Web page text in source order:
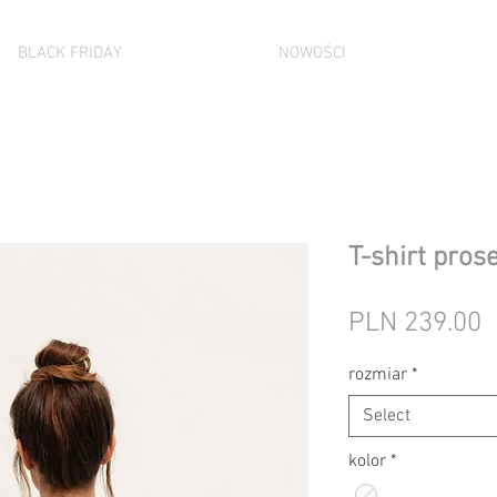
BLACK FRIDAY NOWOŚCI
T-shirt
PLN 239.00
rozmiar *
Select
kolor *